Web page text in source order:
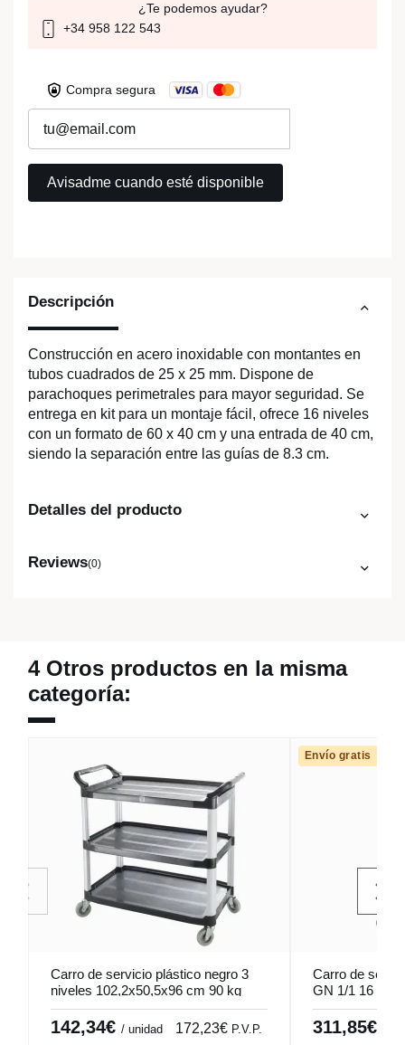
Descripción
Construcción en acero inoxidable con montantes en
tubos cuadrados de 25 x 25 mm. Dispone de
parachoques perimetrales para mayor seguridad. Se
entrega en kit para un montaje fácil, ofrece 16 niveles
con un formato de 60 x 40 cm y una entrada de 40 cm,
siendo la separación entre las guías de 8.3 cm.
Detalles del producto
Reviews(0)
¿Te podemos ayudar?
+34 958 122 543
Compra segura
4 Otros productos en la misma
categoría:
Carro de servicio plástico negro 3
niveles 102,2x50,5x96 cm 90 kg
Pro.cooker
142,34€ / unidad 172,23€ P.V.P.
Envío gratis
Carro de
GN 1/1 16
311,85€